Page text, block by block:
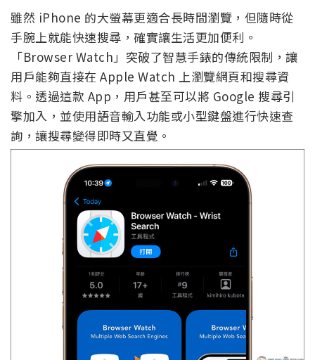
雖然 iPhone 的大螢幕更適合長時間瀏覽，但隨時從
手腕上就能快速搜尋，確實讓生活更加便利。
「Browser Watch」突破了智慧手錶的傳統限制，讓
用戶能夠直接在 Apple Watch 上瀏覽網頁和搜尋資
料。透過這款 App，用戶甚至可以將 Google 搜尋引
擎加入，並使用語音輸入功能或小型鍵盤進行快速查
詢，讓搜尋變得即時又直覺。